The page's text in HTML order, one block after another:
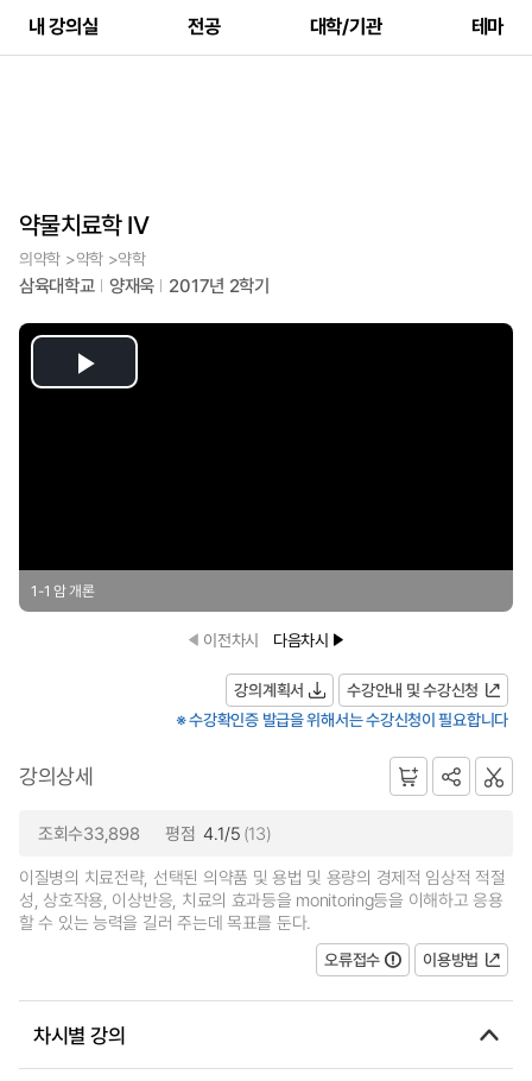
내 강의실 전공 대학/기관 테마
약물치료학 IV
의약학 >약학 >약학
삼육대학교 양재욱 2017년 2학기
Play
1-1 암 개론
이전차시 다음차시
강의계획서
수강안내 및 수강신청
※ 수강확인증 발급을 위해서는 수강신청이 필요합니다
강의상세
조회수33,898 평점 4.1/5 (13)
이질병의 치료전략, 선택된 의약품 및 용법 및 용량의 경제적 임상적 적절
성, 상호작용, 이상반응, 치료의 효과등을 monitoring등을 이해하고 응용
할 수 있는 능력을 길러 주는데 목표를 둔다.
오류접수
이용방법
차시별 강의